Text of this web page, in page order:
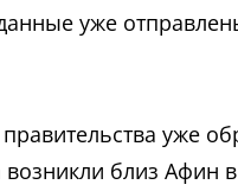
уже
уже
близ Афин